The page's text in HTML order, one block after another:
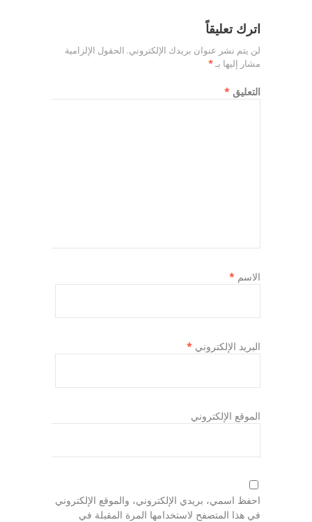
اترك تعليقاً
لن يتم نشر عنوان بريدك الإلكتروني. الحقول الإلزامية
مشار إليها بـ*
التعليق *
الاسم *
البريد الإلكتروني *
الموقع الإلكتروني
احفظ اسمي، بريدي الإلكتروني، والموقع الإلكتروني
في هذا المتصفح لاستخدامها المرة المقبلة في